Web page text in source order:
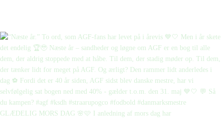
GLÆDELIG MORS DAG 🌸🩷 I anledning af mors dag har